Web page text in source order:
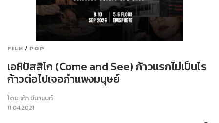
FILM / POP
เอหิปัสสิโก (Come and See) ก้าวแรกไม่เป็นไร
ก้าวต่อไปเจอกำแพงมนุษย์
โดย เก้า มีนานนท์
11.04.2021